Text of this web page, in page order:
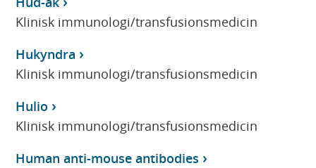
Klinisk immunologi/transfusionsmedicin
Hukyndra
Klinisk immunologi/transfusionsmedicin
Hulio
Klinisk immunologi/transfusionsmedicin
Human anti-mouse antibodies